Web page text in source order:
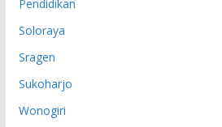
Pendidikan
Soloraya
Sragen
Sukoharjo
Wonogiri